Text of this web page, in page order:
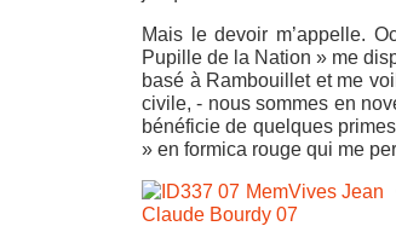
Mais le devoir m’appelle.
Pupille de la Nation » me
basé à Rambouillet et me
civile, - nous sommes en
bénéficie de quelques
» en formica rouge qui me